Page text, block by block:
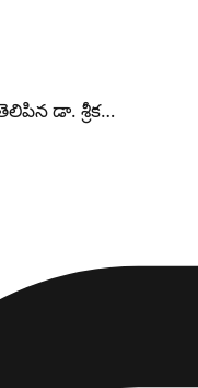
డా. శ్రీక…